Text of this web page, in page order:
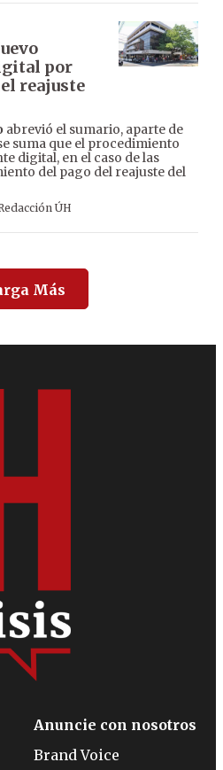
por
reajuste
abrevió el sumario, aparte de
suma que el procedimiento
digital, en el caso de las
del pago del reajuste del
ÚH
Más
Anuncie con nosotros
Brand Voice